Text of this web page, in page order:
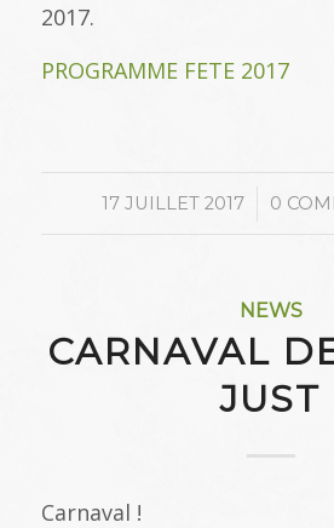
2017.
PROGRAMME FETE 2017
17 JUILLET 2017
/ 0
NEWS
CARNAVAL
JUST
Carnaval !